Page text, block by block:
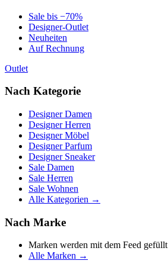
Sale bis −70%
Designer-Outlet
Neuheiten
Auf Rechnung
Outlet
Nach Kategorie
Designer Damen
Designer Herren
Designer Möbel
Designer Parfum
Designer Sneaker
Sale Damen
Sale Herren
Sale Wohnen
Alle Kategorien →
Nach Marke
Marken werden mit dem Feed gefüllt
Alle Marken →